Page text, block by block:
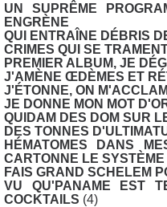
UN SUPRÊME
ENGRÈNE
QUI ENTRAÎNE DÉBRIS
CRIMES QUI SE
PREMIER ALBUM, JE
J'AMÈNE ŒDÈMES ET
J'ÉTONNE, ON
JE DONNE MON MOT
QUIDAM DES DOM SUR
DES TONNES
HÉMATOMES DANS
CARTONNE LE SYSTÈME
FAIS GRAND SCHELEM
VU QU'PANAME EST
COCKTAILS (4)